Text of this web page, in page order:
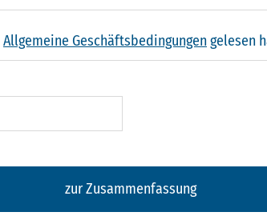
Allgemeine Geschäftsbedingungengelesen
zur Zusammenfassung